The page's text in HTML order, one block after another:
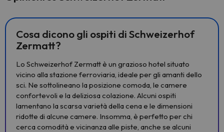
Cosa dicono gli ospiti di Schweizerhof
Zermatt?
Lo Schweizerhof Zermatt è un grazioso hotel situato
vicino alla stazione ferroviaria, ideale per gli amanti dello
sci. Ne sottolineano la posizione comoda, le camere
confortevoli e la deliziosa colazione. Alcuni ospiti
lamentano la scarsa varietà della cena e le dimensioni
ridotte di alcune camere. Insomma, è perfetto per chi
cerca comodità e vicinanza alle piste, anche se alcuni